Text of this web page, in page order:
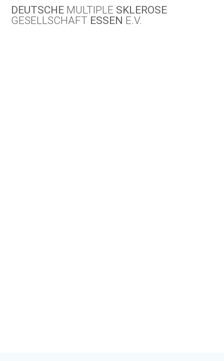
Skip
to
content
DEUTSCHE MULTIPLE SKLEROSE
GESELLSCHAFT ESSEN E.V.